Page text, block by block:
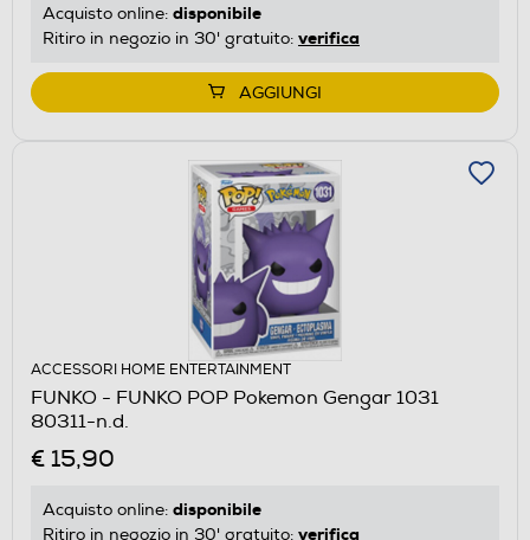
Acquisto online: disponibile
Ritiro in negozio in 30' gratuito: verifica
AGGIUNGI
ACCESSORI HOME ENTERTAINMENT
FUNKO - FUNKO POP Pokemon Gengar 1031
80311-n.d.
€ 15,90
Acquisto online: disponibile
Ritiro in negozio in 30' gratuito: verifica